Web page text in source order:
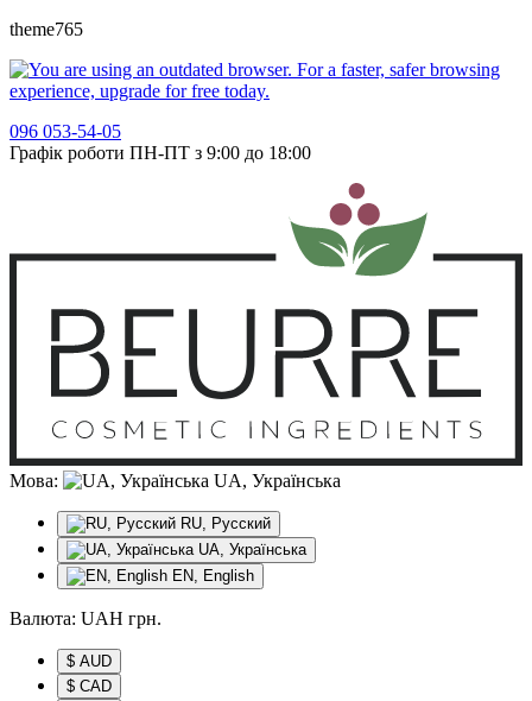
theme765
096 053-54-05
Графік роботи ПН-ПТ з 9:00 до 18:00
Мова: UA, Українська
RU, Русский
UA, Українська
EN, English
Валюта: UAH грн.
$ AUD
$ CAD